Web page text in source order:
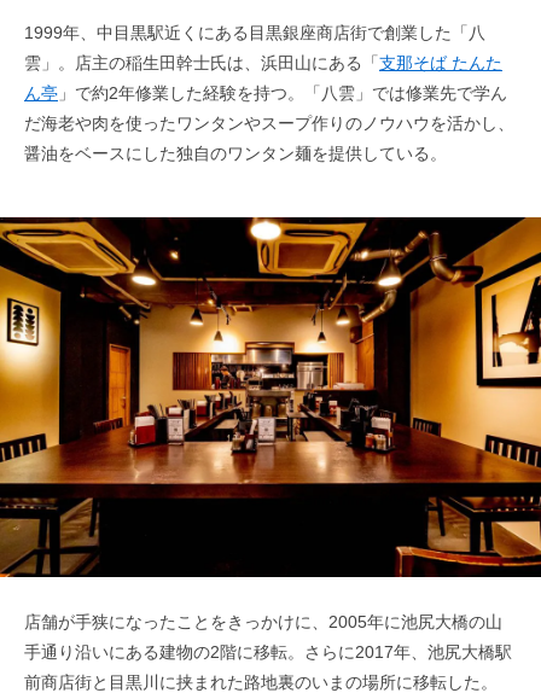
1999年、中目黒駅近くにある目黒銀座商店街で創業した「八
雲」。店主の稲生田幹士氏は、浜田山にある「支那そば たんた
ん亭 」で約2年修業した経験を持つ。「八雲」では修業先で学ん
だ海老や肉を使ったワンタンやスープ作りのノウハウを活かし、
醤油をベースにした独自のワンタン麺を提供している。
店舗が手狭になったことをきっかけに、2005年に池尻大橋の山
手通り沿いにある建物の2階に移転。さらに2017年、池尻大橋駅
前商店街と目黒川に挟まれた路地裏のいまの場所に移転した。